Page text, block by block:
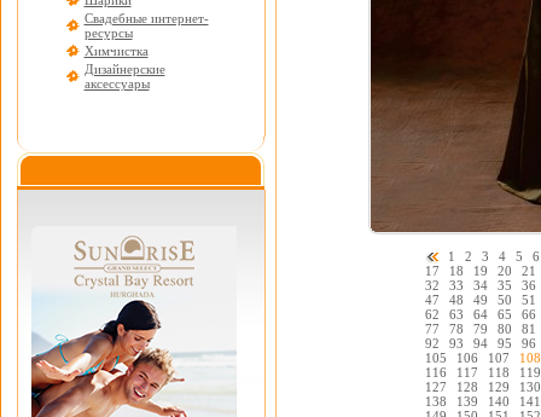
Свадебные интернет-
ресурсы
Химчистка
Дизайнерские
аксессуары
1 2 3 4 5
6
17
18 19 20
21
32
33 34 35
36
47
48 49 50
51
62
63 64 65
66
77
78 79 80
81
92
93 94 95
96
105
106 107
108
116
117 118
119
127
128 129
130
138
139 140
141